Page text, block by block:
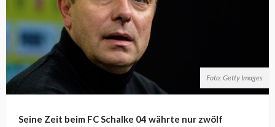
Foto: Getty Images
Seine Zeit beim FC Schalke 04 währte nur zwölf